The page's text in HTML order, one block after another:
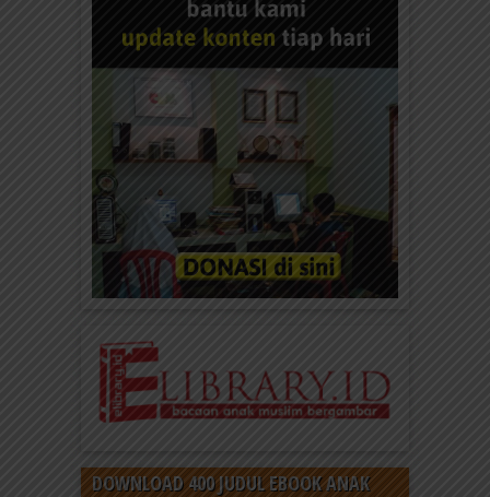
DOWNLOAD 400 JUDUL EBOOK ANAK